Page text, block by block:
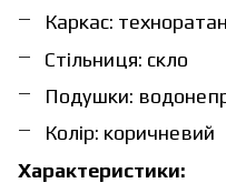
Каркас: техноратан
Стільниця: скло
Подушки:
Колір: коричневий
Характеристики: